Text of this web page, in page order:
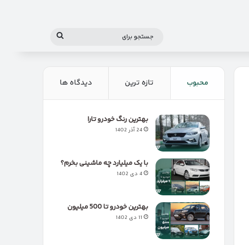
جستجو
محبوب تازه ترین دیدگاه ها
بهترین رنگ خودرو تارا
24 آذر 1402
با یک میلیارد چه ماشینی بخرم؟
4 دی 1402
بهترین خودرو تا 500 میلیون
11 دی 1402